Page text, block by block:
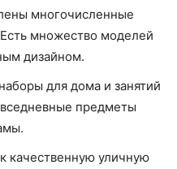
многочисленные
множество моделей
дизайном.
для дома и занятий
предметы
качественную уличную